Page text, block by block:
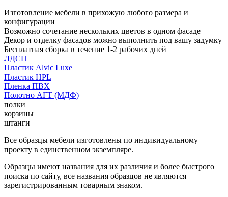
Изготовление мебели в прихожую любого размера и
конфигурации
Возможно сочетание нескольких цветов в одном фасаде
Декор и отделку фасадов можно выполнить под вашу задумку
Бесплатная сборка в течение 1-2 рабочих дней
ЛДСП
Пластик Alvic Luxe
Пластик HPL
Пленка ПВХ
Полотно АГТ (МДФ)
полки
корзины
штанги
Все образцы мебели изготовлены по индивидуальному
проекту в единственном экземпляре.
Образцы имеют названия для их различия и более быстрого
поиска по сайту, все названия образцов не являются
зарегистрированным товарным знаком.